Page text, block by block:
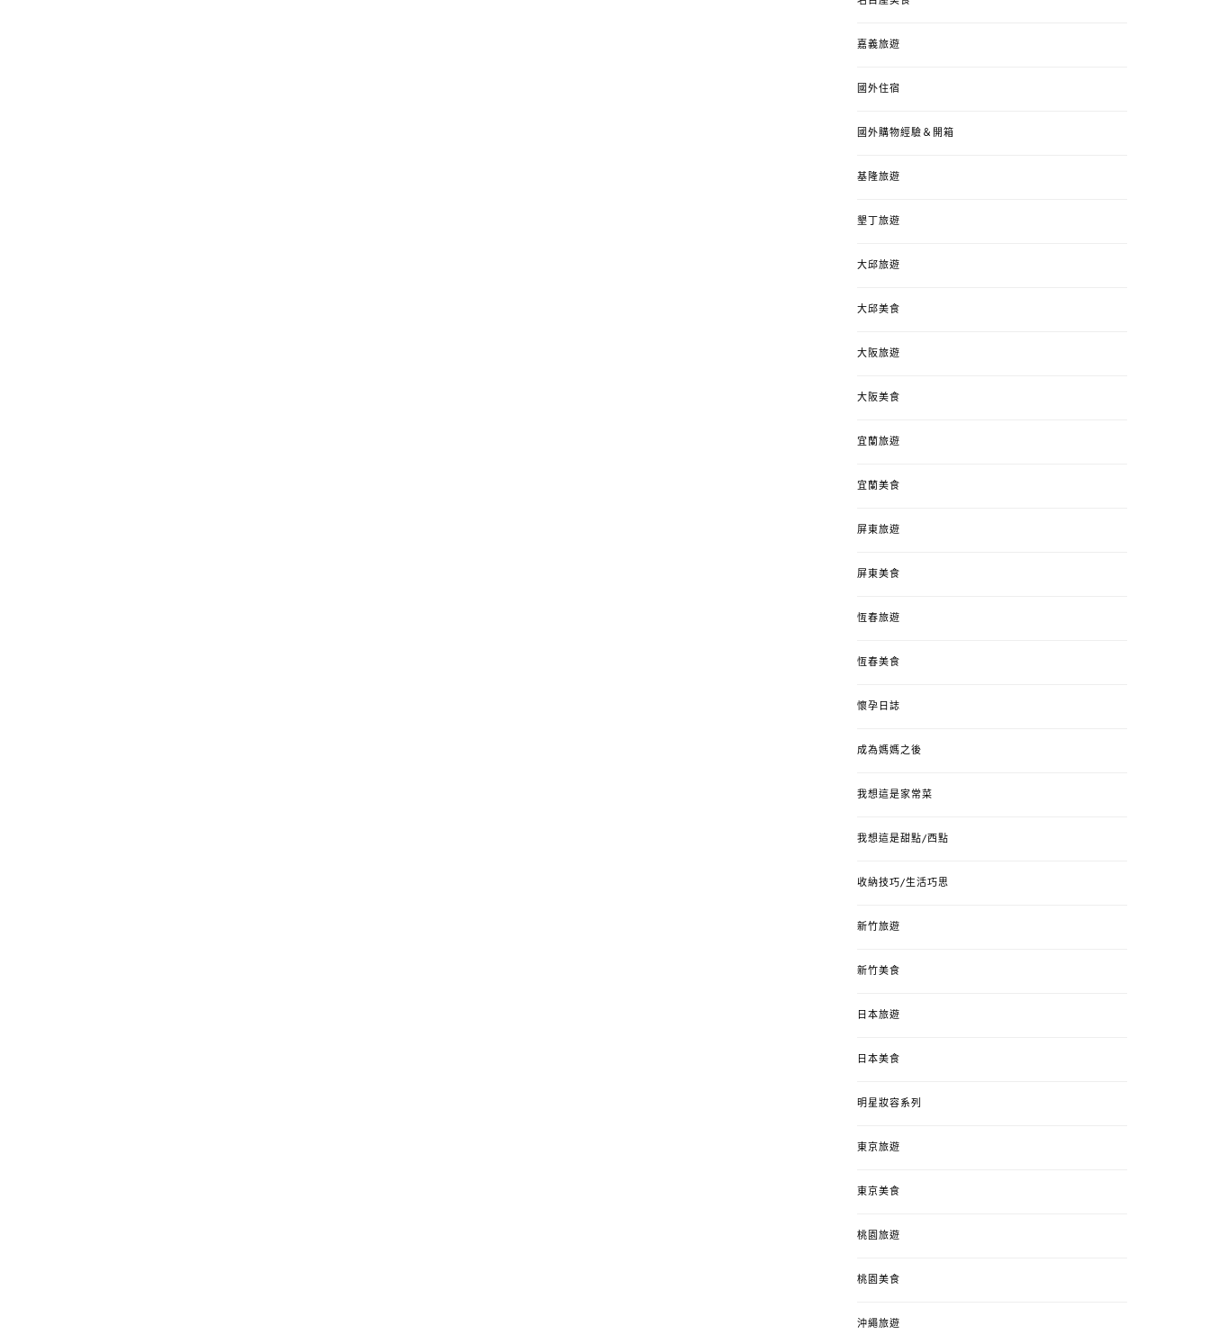
嘉義旅遊
國外住宿
國外購物經驗＆開箱
基隆旅遊
墾丁旅遊
大邱旅遊
大邱美食
大阪旅遊
大阪美食
宜蘭旅遊
宜蘭美食
屏東旅遊
屏東美食
恆春旅遊
恆春美食
懷孕日誌
成為媽媽之後
我想這是家常菜
我想這是甜點/西點
收納技巧/生活巧思
新竹旅遊
新竹美食
日本旅遊
日本美食
明星妝容系列
東京旅遊
東京美食
桃園旅遊
桃園美食
沖繩旅遊